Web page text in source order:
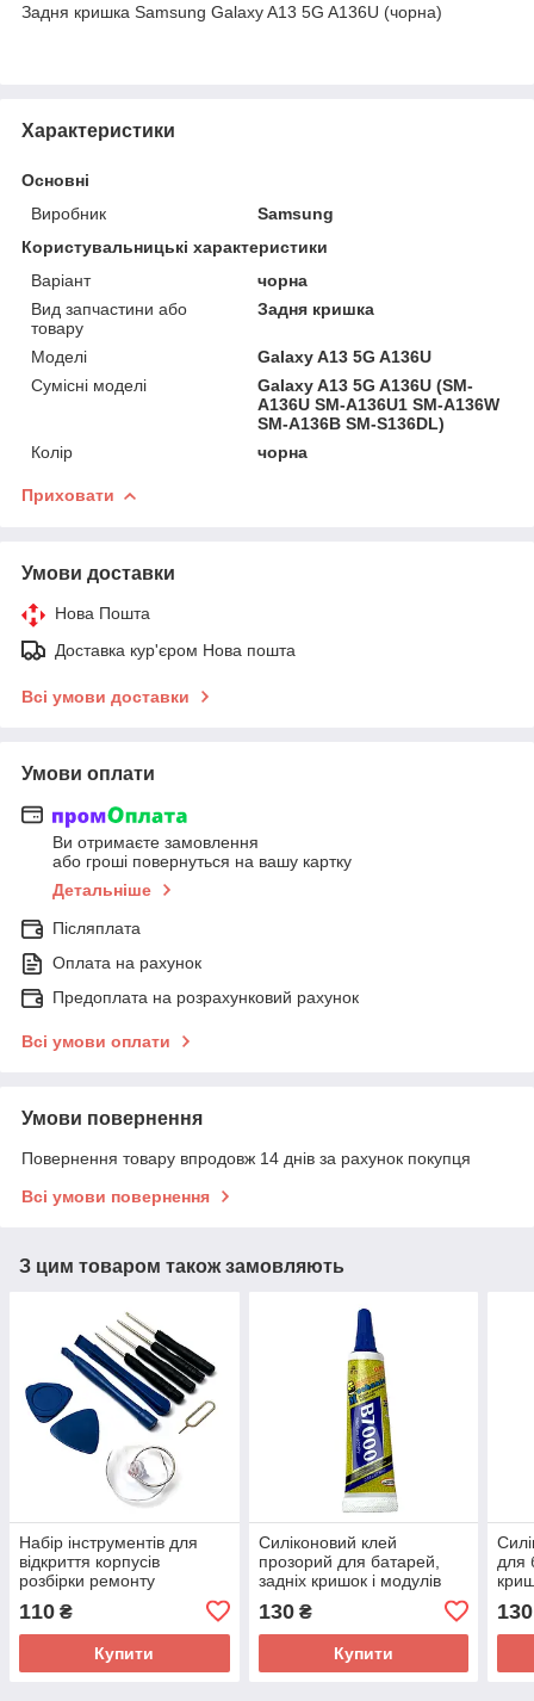
Задня кришка Samsung Galaxy A13 5G A136U (чорна)
Характеристики
Основні
Виробник
Samsung
Користувальницькі характеристики
Варіант
чорна
Вид запчастини або
товару
Задня кришка
Моделі
Galaxy A13 5G A136U
Сумісні моделі
Galaxy A13 5G A136U (SM-
A136U SM-A136U1 SM-A136W
SM-A136B SM-S136DL)
Колір
чорна
Приховати
Умови доставки
Нова Пошта
Доставка кур'єром Нова пошта
Всі умови доставки
Умови оплати
Ви отримаєте замовлення
або гроші повернуться на вашу картку
Детальніше
Післяплата
Оплата на рахунок
Предоплата на розрахунковий рахунок
Всі умови оплати
Умови повернення
Повернення товару впродовж 14 днів за рахунок покупця
Всі умови повернення
З цим товаром також замовляють
Набір інструментів для
відкриття корпусів
розбірки ремонту
110 ₴
Купити
Силіконовий клей
прозорий для батарей,
задніх кришок і модулів
130₴
Купити
для
130